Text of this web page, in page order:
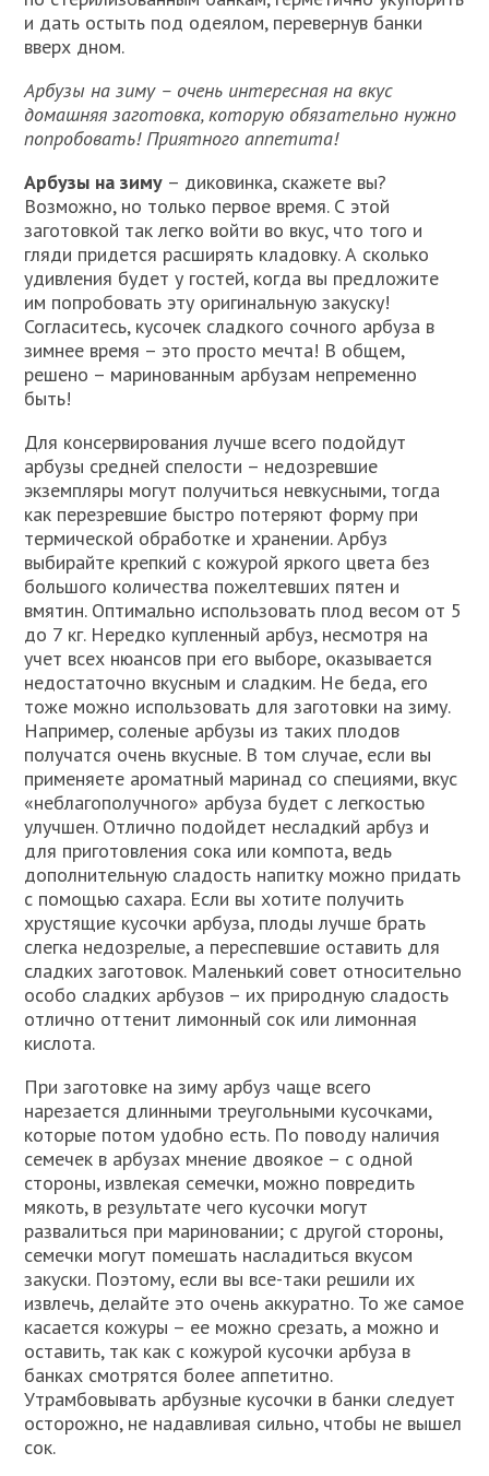
и дать остыть под одеялом, перевернув банки
вверх дном.
Арбузы на зиму – очень интересная на вкус
домашняя заготовка, которую обязательно нужно
попробовать! Приятного аппетита!
Арбузы на зиму – диковинка, скажете вы?
Возможно, но только первое время. С этой
заготовкой так легко войти во вкус, что того и
гляди придется расширять кладовку. А сколько
удивления будет у гостей, когда вы предложите
им попробовать эту оригинальную закуску!
Согласитесь, кусочек сладкого сочного арбуза в
зимнее время – это просто мечта! В общем,
решено – маринованным арбузам непременно
быть!
Для консервирования лучше всего подойдут
арбузы средней спелости – недозревшие
экземпляры могут получиться невкусными, тогда
как перезревшие быстро потеряют форму при
термической обработке и хранении. Арбуз
выбирайте крепкий с кожурой яркого цвета без
большого количества пожелтевших пятен и
вмятин. Оптимально использовать плод весом от 5
до 7 кг. Нередко купленный арбуз, несмотря на
учет всех нюансов при его выборе, оказывается
недостаточно вкусным и сладким. Не беда, его
тоже можно использовать для заготовки на зиму.
Например, соленые арбузы из таких плодов
получатся очень вкусные. В том случае, если вы
применяете ароматный маринад со специями, вкус
«неблагополучного» арбуза будет с легкостью
улучшен. Отлично подойдет несладкий арбуз и
для приготовления сока или компота, ведь
дополнительную сладость напитку можно придать
с помощью сахара. Если вы хотите получить
хрустящие кусочки арбуза, плоды лучше брать
слегка недозрелые, а переспевшие оставить для
сладких заготовок. Маленький совет относительно
особо сладких арбузов – их природную сладость
отлично оттенит лимонный сок или лимонная
кислота.
При заготовке на зиму арбуз чаще всего
нарезается длинными треугольными кусочками,
которые потом удобно есть. По поводу наличия
семечек в арбузах мнение двоякое – с одной
стороны, извлекая семечки, можно повредить
мякоть, в результате чего кусочки могут
развалиться при мариновании; с другой стороны,
семечки могут помешать насладиться вкусом
закуски. Поэтому, если вы все-таки решили их
извлечь, делайте это очень аккуратно. То же самое
касается кожуры – ее можно срезать, а можно и
оставить, так как с кожурой кусочки арбуза в
банках смотрятся более аппетитно.
Утрамбовывать арбузные кусочки в банки следует
осторожно, не надавливая сильно, чтобы не вышел
сок.